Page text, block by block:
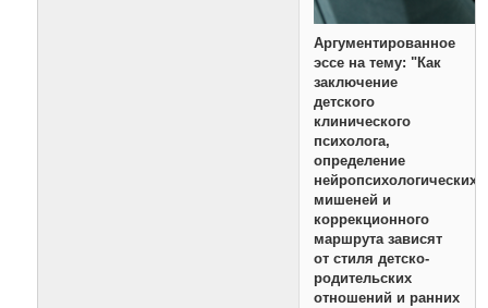
Аргументированное
эссе на тему: "Как
заключение
детского
клинического
психолога,
определение
нейропсихологических
мишеней и
коррекционного
маршрута зависят
от стиля детско-
родительских
отношений и ранних